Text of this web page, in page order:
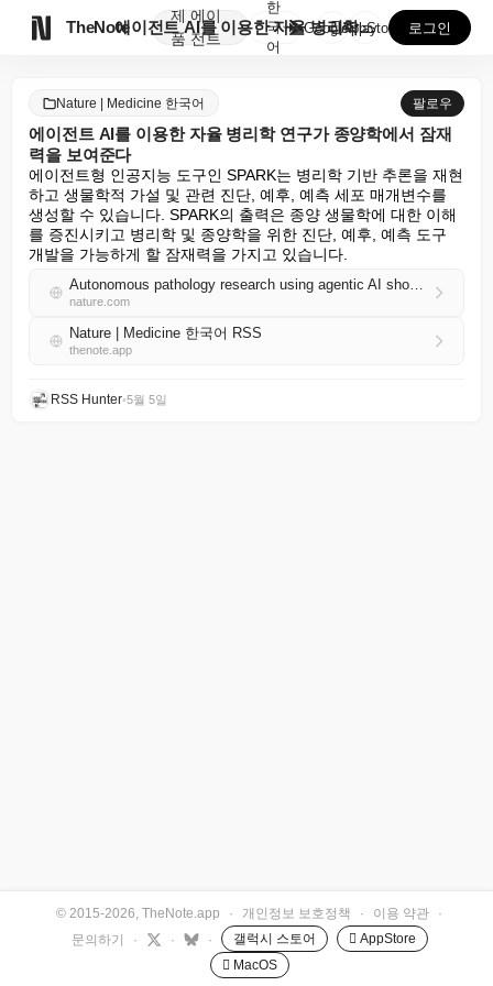
TheNote
제
품
에이
전트
에이전트 AI를 이용한 자율 병리학 연구가 종양학에서 ...
한
국
어
GooglePlay
AppStore 로그인
Nature | Medicine 한국어 팔로우
에이전트 AI를 이용한 자율 병리학 연구가 종양학에서 잠재
력을 보여준다
에이전트형 인공지능 도구인 SPARK는 병리학 기반 추론을 재현
하고 생물학적 가설 및 관련 진단, 예후, 예측 세포 매개변수를
생성할 수 있습니다. SPARK의 출력은 종양 생물학에 대한 이해
를 증진시키고 병리학 및 종양학을 위한 진단, 예후, 예측 도구
개발을 가능하게 할 잠재력을 가지고 있습니다.
Autonomous pathology research using agentic AI shows potential in oncology
nature.com
Nature | Medicine 한국어 RSS
thenote.app
RSS Hunter•5월 5일
© 2015-2026, TheNote.app · 개인정보 보호정책 · 이용 약관
·
문의하기
· · · 갤럭시 스토어
 AppStore
 MacOS